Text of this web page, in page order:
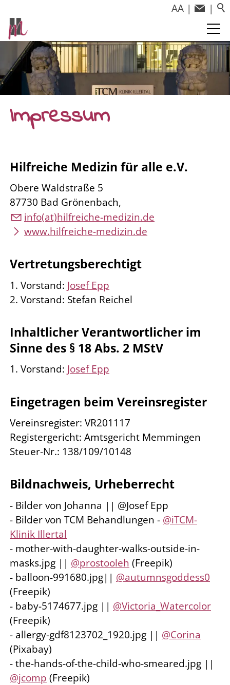
|
AA|
Impressum
Hilfreiche Medizin für alle e.V.
Obere Waldstraße 5
87730 Bad Grönenbach,
info(at)hilfreiche-medizin.de
www.hilfreiche-medizin.de
Vertretungsberechtigt
1. Vorstand: Josef Epp
2. Vorstand: Stefan Reichel
Inhaltlicher Verantwortlicher im
Sinne des § 18 Abs. 2 MStV
1. Vorstand: Josef Epp
Eingetragen beim Vereinsregister
Vereinsregister: VR201117
Registergericht: Amtsgericht Memmingen
Steuer-Nr.: 138/109/10148
Bildnachweis, Urheberrecht
- Bilder von Johanna || @Josef Epp
- Bilder von TCM Behandlungen - @iTCM-
Klinik Illertal
- mother-with-daughter-walks-outside-in-
masks.jpg || @prostooleh (Freepik)
- balloon-991680.jpg|| @autumnsgoddess0
(Freepik)
- baby-5174677.jpg || @Victoria_Watercolor
(Freepik)
- allergy-gdf8123702_1920.jpg || @Corina
(Pixabay)
- the-hands-of-the-child-who-smeared.jpg ||
@jcomp (Freepik)